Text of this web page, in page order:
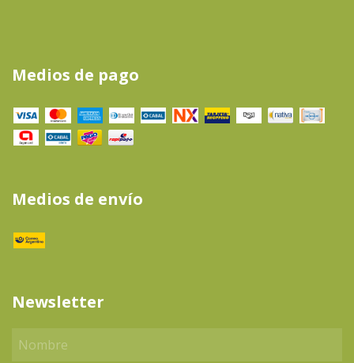
Medios de pago
Medios de envío
Newsletter